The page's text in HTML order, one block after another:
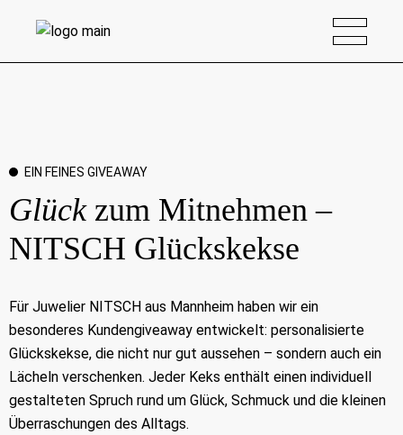
EIN FEINES GIVEAWAY
Glückzum Mitnehmen –
NITSCH Glückskekse
Für Juwelier NITSCH aus Mannheim haben wir ein
besonderes Kundengiveaway entwickelt: personalisierte
Glückskekse, die nicht nur gut aussehen – sondern auch ein
Lächeln verschenken. Jeder Keks enthält einen individuell
gestalteten Spruch rund um Glück, Schmuck und die kleinen
Überraschungen des Alltags.